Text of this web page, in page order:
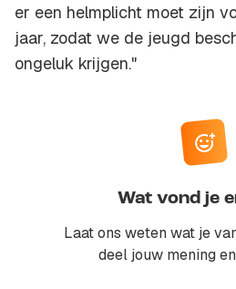
er een helmplicht moet zijn
jaar, zodat we de jeugd
ongeluk krijgen."
Wat vond je
Laat ons weten wat je
deel jouw mening